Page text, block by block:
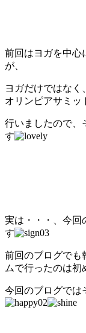
前回はヨガを中心
が、
ヨガだけではなく
オリンピアサミッ
行いましたので、
す
実は・・・、今回
す
前回のブログでも
ムで行ったのは初
今回のブログでは